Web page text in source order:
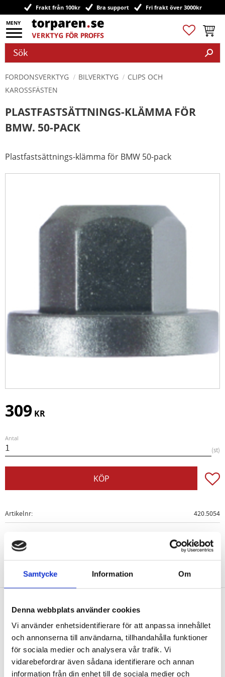
Samtycke Information Om
Denna webbplats använder cookies
Vi använder enhetsidentifierare för att anpassa innehållet
och annonserna till användarna, tillhandahålla funktioner
för sociala medier och analysera vår trafik. Vi
vidarebefordrar även sådana identifierare och annan
information från din enhet till de sociala medier och
Meny
Frakt från 100kr Bra support Fri frakt över 3000kr
Favoriter
FORDONSVERKTYG BILVERKTYG
CLIPS OCH
KAROSSFÄSTEN
PLASTFASTSÄTTNINGS-KLÄMMA FÖR
BMW. 50-PACK
Plastfastsättnings-klämma för BMW 50-pack
309 KR
Antal
st
KÖP
Artikelnr 420.5054
Nyhetsbrev